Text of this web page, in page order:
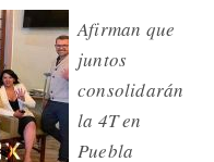
Afirman que
juntos
consolidarán
la 4T en
Puebla